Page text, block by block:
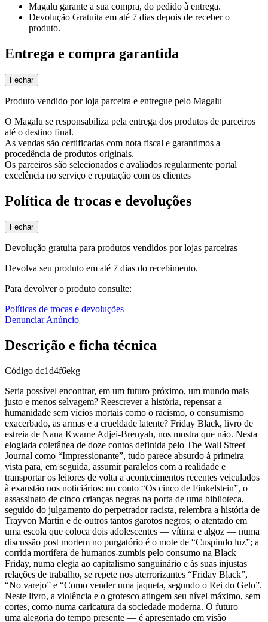
Magalu garante a sua compra, do pedido à entrega.
Devolução Gratuita em até 7 dias depois de receber o
produto.
Entrega e compra garantida
Fechar
Produto vendido por loja parceira e entregue pelo Magalu
O Magalu se responsabiliza pela entrega dos produtos de parceiros
até o destino final.
As vendas são certificadas com nota fiscal e garantimos a
procedência de produtos originais.
Os parceiros são selecionados e avaliados regularmente portal
excelência no serviço e reputação com os clientes
Política de trocas e devoluções
Fechar
Devolução gratuita para produtos vendidos por lojas parceiras
Devolva seu produto em até 7 dias do recebimento.
Para devolver o produto consulte:
Políticas de trocas e devoluções
Denunciar Anúncio
Descrição e ficha técnica
Código dc1d4f6ekg
Seria possível encontrar, em um futuro próximo, um mundo mais
justo e menos selvagem? Reescrever a história, repensar a
humanidade sem vícios mortais como o racismo, o consumismo
exacerbado, as armas e a crueldade latente? Friday Black, livro de
estreia de Nana Kwame Adjei-Brenyah, nos mostra que não. Nesta
elogiada coletânea de doze contos definida pelo The Wall Street
Journal como “Impressionante”, tudo parece absurdo à primeira
vista para, em seguida, assumir paralelos com a realidade e
transportar os leitores de volta a acontecimentos recentes veiculados
à exaustão nos noticiários: no conto “Os cinco de Finkelstein”, o
assassinato de cinco crianças negras na porta de uma biblioteca,
seguido do julgamento do perpetrador racista, relembra a história de
Trayvon Martin e de outros tantos garotos negros; o atentado em
uma escola que coloca dois adolescentes — vítima e algoz — numa
discussão post mortem no purgatório é o mote de “Cuspindo luz”; a
corrida mortífera de humanos-zumbis pelo consumo na Black
Friday, numa elegia ao capitalismo sanguinário e às suas injustas
relações de trabalho, se repete nos aterrorizantes “Friday Black”,
“No varejo” e “Como vender uma jaqueta, segundo o Rei do Gelo”.
Neste livro, a violência e o grotesco atingem seu nível máximo, sem
cortes, como numa caricatura da sociedade moderna. O futuro —
uma alegoria do tempo presente — é apresentado em visão